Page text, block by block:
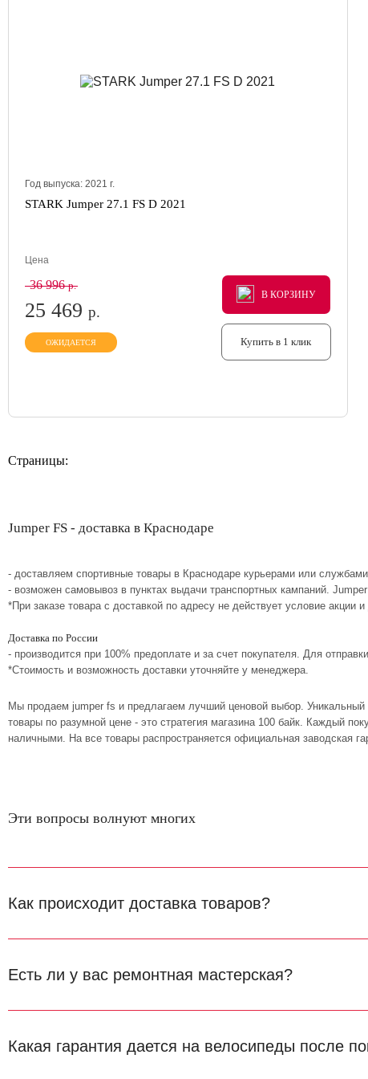
Год выпуска: 2021 г.
STARK Jumper 27.1 FS D 2021
Цена
36 996р.
25 469 р.
ОЖИДАЕТСЯ
В КОРЗИНУ
В КОРЗИНУ
В КОРЗИНУ
Купить в 1 клик
Страницы:
Jumper FS - доставка в Краснодаре
- доставляем спортивные товары в Краснодаре курьерами или
- возможен самовывоз в пунктах выдачи транспортных кампаний.
*При заказе товара с доставкой по адресу не действует условие акции
Доставка по России
- производится при 100% предоплате и за счет покупателя. Для
*Стоимость и возможность доставки уточняйте у менеджера.
Мы продаем jumper fs и предлагаем лучший ценовой выбор.
товары по разумной цене - это стратегия магазина 100 байк. Каждый
наличными. На все товары распространяется официальная заводская
Эти вопросы волнуют многих
Как происходит доставка товаров?
Есть ли у вас ремонтная мастерская?
Какая гарантия дается на велосипеды после